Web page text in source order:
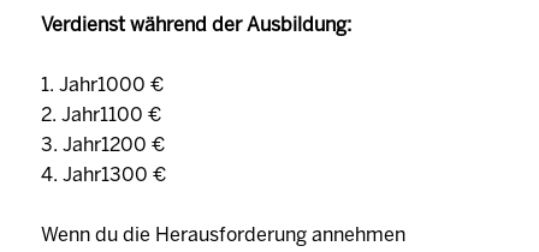
Verdienst während der Ausbildung:
1. Jahr1000 €
2. Jahr1100 €
3. Jahr1200 €
4. Jahr1300 €
Wenn du die Herausforderung annehmen